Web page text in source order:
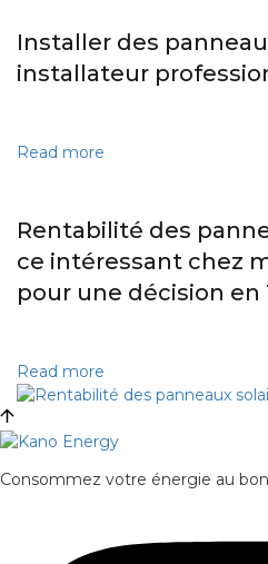
Installer des
installateur
Read more
Rentabilité des
ce intéressant chez
pour une décision en
Read more
Consommez votre énergie au